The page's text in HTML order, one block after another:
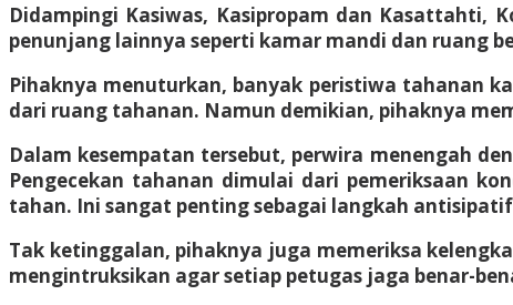
Didampingi Kasiwas, Kasipropam dan Kasattahti,
penunjang lainnya seperti kamar mandi dan ruang
Pihaknya menuturkan, banyak peristiwa tahanan
dari ruang tahanan. Namun demikian, pihaknya
Dalam kesempatan tersebut, perwira menengah
Pengecekan tahanan dimulai dari pemeriksaan
tahan. Ini sangat penting sebagai langkah
Tak ketinggalan, pihaknya juga memeriksa
mengintruksikan agar setiap petugas jaga benar-